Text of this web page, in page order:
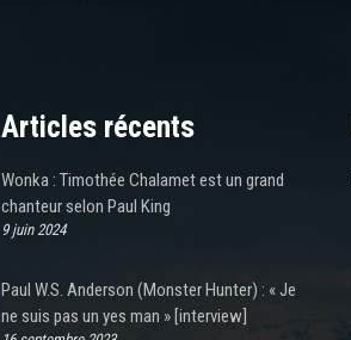
Articles récents
Wonka : Timothée Chalamet est un grand
chanteur selon Paul King
9 juin 2024
Paul W.S. Anderson (Monster Hunter) : « Je
ne suis pas un yes man » [interview]